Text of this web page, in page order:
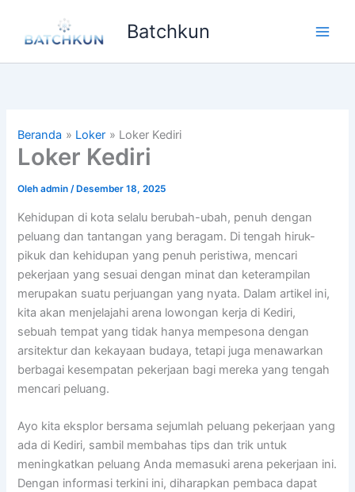
konten
Batchkun
Beranda Loker Loker Kediri
Loker Kediri
Olehadmin/ Desember 18, 2025
Kehidupan di kota selalu berubah-ubah, penuh dengan
peluang dan tantangan yang beragam. Di tengah hiruk-
pikuk dan kehidupan yang penuh peristiwa, mencari
pekerjaan yang sesuai dengan minat dan keterampilan
merupakan suatu perjuangan yang nyata. Dalam artikel ini,
kita akan menjelajahi arena lowongan kerja di Kediri,
sebuah tempat yang tidak hanya mempesona dengan
arsitektur dan kekayaan budaya, tetapi juga menawarkan
berbagai kesempatan pekerjaan bagi mereka yang tengah
mencari peluang.
Ayo kita eksplor bersama sejumlah peluang pekerjaan yang
ada di Kediri, sambil membahas tips dan trik untuk
meningkatkan peluang Anda memasuki arena pekerjaan ini.
Dengan informasi terkini ini, diharapkan pembaca dapat